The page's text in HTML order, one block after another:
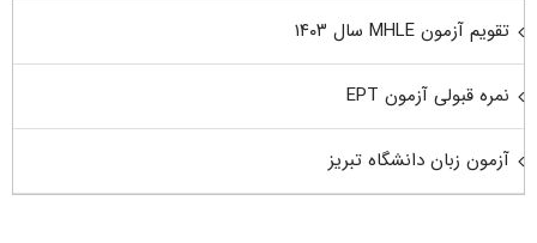
تقویم آزمون MHLE سال ۱۴۰۳
نمره قبولی آزمون EPT
آزمون زبان دانشگاه تبریز